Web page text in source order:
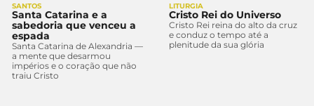
SANTOS
Santa Catarina e a
sabedoria que venceu a
espada
Santa Catarina de Alexandria —
a mente que desarmou
impérios e o coração que não
traiu Cristo
LITURGIA
Cristo Rei do Universo
Cristo Rei reina do alto da cruz
e conduz o tempo até a
plenitude da sua glória